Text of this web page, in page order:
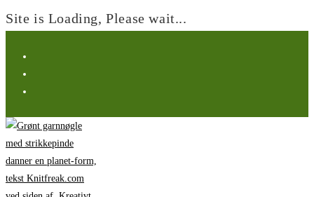
Site is Loading, Please wait...
indhold